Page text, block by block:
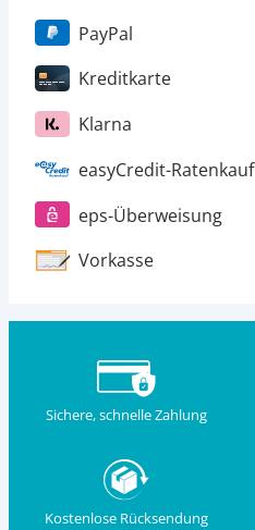
PayPal
Kreditkarte
Klarna
easyCredit-Ratenkauf
eps-Überweisung
Vorkasse
Sichere, schnelle Zahlung
Kostenlose Rücksendung